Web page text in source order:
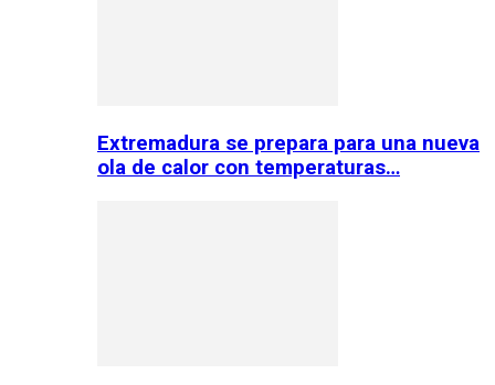
Extremadura se prepara para una nueva
ola de calor con temperaturas…